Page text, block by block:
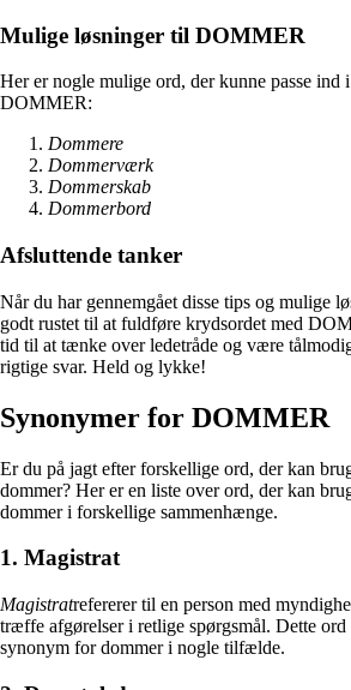
Mulige løsninger til DOMMER
Her er nogle mulige ord, der kunne passe ind
DOMMER:
Dommere
Dommerværk
Dommerskab
Dommerbord
Afsluttende tanker
Når du har gennemgået disse tips og mulige
godt rustet til at fuldføre krydsordet med
tid til at tænke over ledetråde og være
rigtige svar. Held og lykke!
Synonymer for DOMMER
Er du på jagt efter forskellige ord, der kan
dommer? Her er en liste over ord, der kan
dommer i forskellige sammenhænge.
1. Magistrat
Magistratrefererer til en person med
træffe afgørelser i retlige spørgsmål. Dette ord
synonym for dommer i nogle tilfælde.